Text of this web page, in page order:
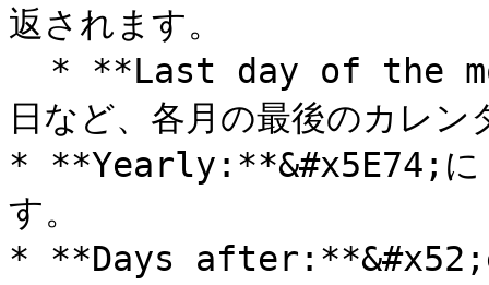
返されます。
日など、各月の最後のカレ
* **Yearly:**&#x5E74;に 1
す。
* **Days